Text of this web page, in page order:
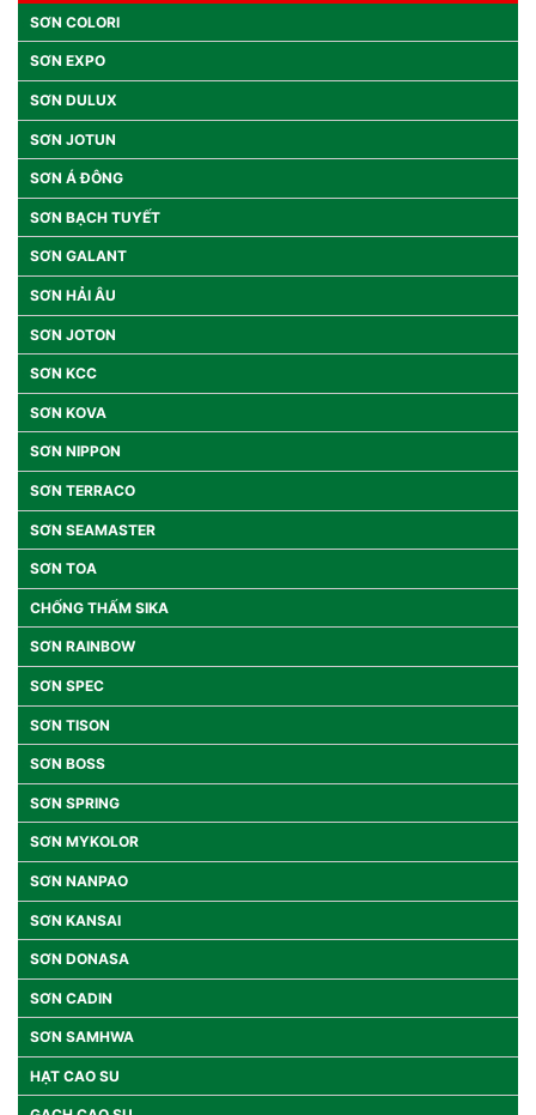
SƠN COLORI
SƠN EXPO
SƠN DULUX
SƠN JOTUN
SƠN Á ĐÔNG
SƠN BẠCH TUYẾT
SƠN GALANT
SƠN HẢI ÂU
SƠN JOTON
SƠN KCC
SƠN KOVA
SƠN NIPPON
SƠN TERRACO
SƠN SEAMASTER
SƠN TOA
CHỐNG THẤM SIKA
SƠN RAINBOW
SƠN SPEC
SƠN TISON
SƠN BOSS
SƠN SPRING
SƠN MYKOLOR
SƠN NANPAO
SƠN KANSAI
SƠN DONASA
SƠN CADIN
SƠN SAMHWA
HẠT CAO SU